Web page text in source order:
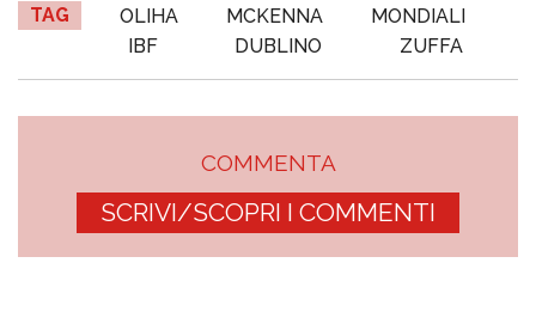
TAG OLIHA MCKENNA
MONDIALI
IBF
DUBLINO ZUFFA
COMMENTA
SCRIVI/SCOPRI I COMMENTI